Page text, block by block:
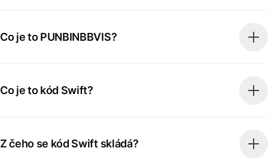
Co je to PUNBINBBVIS?
Co je to kód Swift?
Z čeho se kód Swift skládá?